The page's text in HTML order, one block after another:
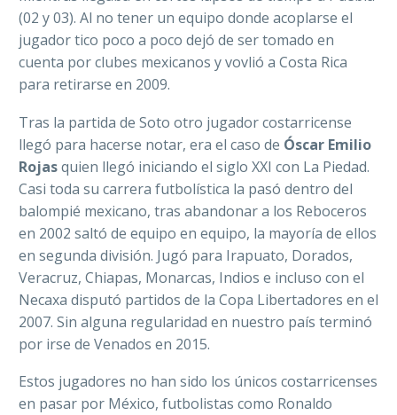
(02 y 03). Al no tener un equipo donde acoplarse el
jugador tico poco a poco dejó de ser tomado en
cuenta por clubes mexicanos y vovlió a Costa Rica
para retirarse en 2009.
Tras la partida de Soto otro jugador costarricense
llegó para hacerse notar, era el caso de Óscar Emilio
Rojasquien llegó iniciando el siglo XXI con La Piedad.
Casi toda su carrera futbolística la pasó dentro del
balompié mexicano, tras abandonar a los Reboceros
en 2002 saltó de equipo en equipo, la mayoría de ellos
en segunda división. Jugó para Irapuato, Dorados,
Veracruz, Chiapas, Monarcas, Indios e incluso con el
Necaxa disputó partidos de la Copa Libertadores en el
2007. Sin alguna regularidad en nuestro país terminó
por irse de Venados en 2015.
Estos jugadores no han sido los únicos costarricenses
en pasar por México, futbolistas como Ronaldo